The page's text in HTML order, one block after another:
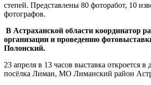
степей. Представлены 80 фоторабот, 10
фотографов.
В Астраханской области координатор
организации и проведению
Полонский.
23 апреля в 13 часов выставка откроется в
посёлка Лиман, МО Лиманский район